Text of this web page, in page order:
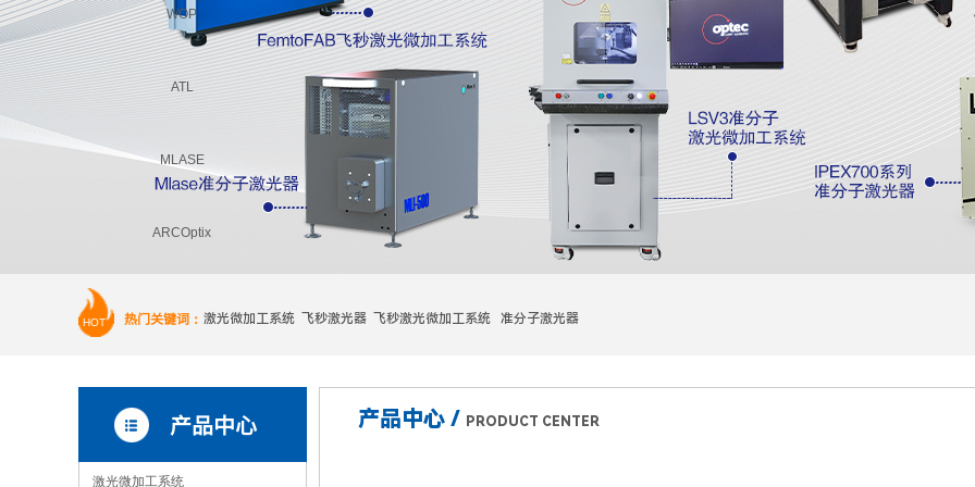
WOP
ATL
MLASE
ARCOptix
激光微加工系统 飞秒激光器 飞秒激光微加工系统 准分子激光器
热门关键词：
HOT
产品中心 / PRODUCT CENTER
产品中心
激光微加工系统